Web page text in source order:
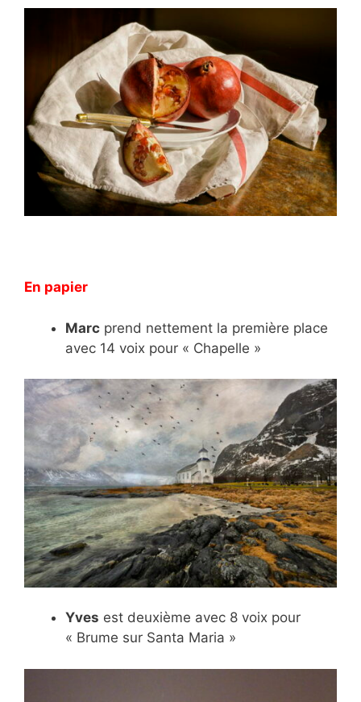
En papier
Marc prend nettement la première place
avec 14 voix pour « Chapelle »
Yves est deuxième avec 8 voix pour
« Brume sur Santa Maria »